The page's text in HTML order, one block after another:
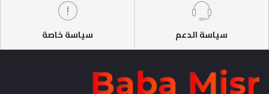
سياسة الدعم سياسة خاصة